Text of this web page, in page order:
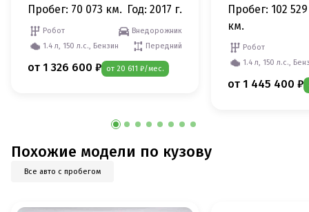
Пробег: 70 073 км. Год: 2017 г.
Робот
Внедорожник
1.4 л, 150 л.с., Бензин
Передний
от 1 326 600 ₽ от 20 611 ₽/мес.
Пробег: 102 529
км.
Робот
1.4 л, 150 л.с.,
от 1 445 400 ₽
Похожие модели по кузову
Все авто с пробегом